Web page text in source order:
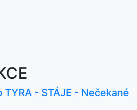
- STÁJE - Nečekané